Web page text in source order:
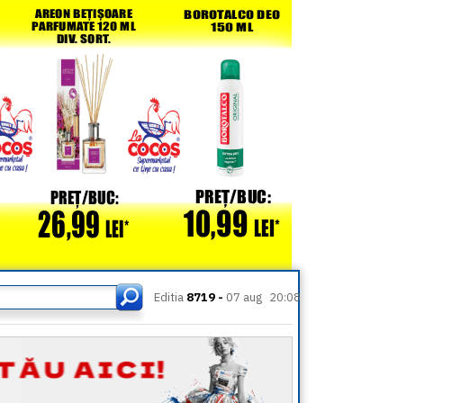
Editia 8719 - 07 aug 20:08